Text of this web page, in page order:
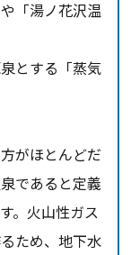
「湯ノ花沢温
とする「蒸気
がほとんどだ
であると定義
。火山性ガス
ため、地下水